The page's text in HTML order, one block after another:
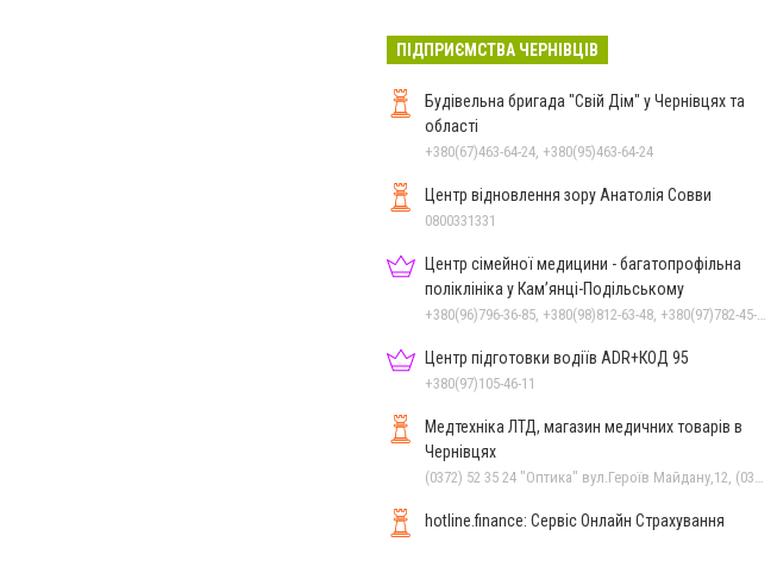
ПІДПРИЄМСТВА ЧЕРНІВЦІВ
Будівельна бригада "Свій Дім" у Чернівцях та
області
+380(67)463-64-24, +380(95)463-64-24
Центр відновлення зору Анатолія Совви
0800331331
Центр сімейної медицини - багатопрофільна
поліклініка у Кам’янці-Подільському
Центр підготовки водіїв ADR+КОД 95
+380(97)105-46-11
Медтехніка ЛТД, магазин медичних товарів в
Чернівцях
hotline.finance: Сервіс Онлайн Страхування